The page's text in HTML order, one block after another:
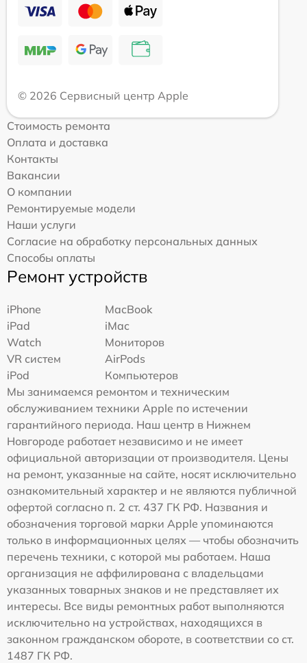
© 2026 Сервисный центр Apple
Стоимость ремонта
Оплата и доставка
Контакты
Вакансии
О компании
Ремонтируемые модели
Наши услуги
Согласие на обработку персональных данных
Способы оплаты
Ремонт устройств
iPhone
MacBook
iPad
iMac
Watch
Мониторов
VR систем
AirPods
iPod
Компьютеров
Мы занимаемся ремонтом и техническим
обслуживанием техники Apple по истечении
гарантийного периода. Наш центр в Нижнем
Новгороде работает независимо и не имеет
официальной авторизации от производителя. Цены
на ремонт, указанные на сайте, носят исключительно
ознакомительный характер и не являются публичной
офертой согласно п. 2 ст. 437 ГК РФ. Названия и
обозначения торговой марки Apple упоминаются
только в информационных целях — чтобы обозначить
перечень техники, с которой мы работаем. Наша
организация не аффилирована с владельцами
указанных товарных знаков и не представляет их
интересы. Все виды ремонтных работ выполняются
исключительно на устройствах, находящихся в
законном гражданском обороте, в соответствии со ст.
1487 ГК РФ.